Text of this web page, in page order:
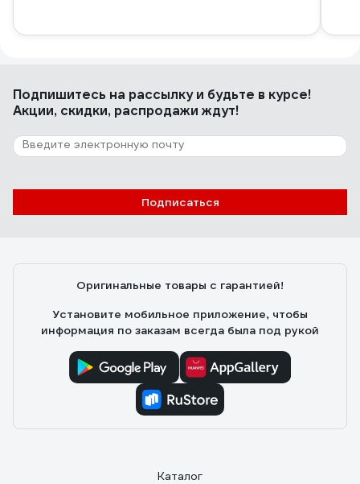
Подпишитесь на рассылкуи будьте в курсе!
Акции, скидки, распродажи ждут!
Подписаться
Оригинальные товары с гарантией!
Установите мобильное приложение, чтобы
информация по заказам всегда была под рукой
Каталог